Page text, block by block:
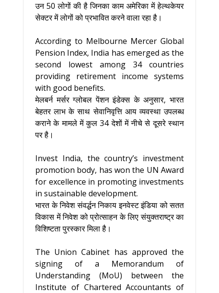
उन 50 लोगों की है जिनका काम अमेरिका में हेल्थकेयर
सेक्टर में लोगों को प्रभावित करने वाला रहा है।
According to Melbourne Mercer Global
Pension Index, India has emerged as the
second lowest among 34 countries
providing retirement income systems
with good benefits.
मेलबर्न मर्सर ग्लोबल पेंशन इंडेक्स के अनुसार, भारत
बेहतर लाभ के साथ सेवानिवृत्ति आय व्यवस्था उपलब्ध
कराने के मामले में कुल 34 देशों में नीचे से दूसरे स्थान
पर है।
Invest India, the country’s investment
promotion body, has won the UN Award
for excellence in promoting investments
in sustainable development.
भारत के निवेश संवर्द्धन निकाय इनवेस्ट इंडिया को सतत
विकास में निवेश को प्रोत्साहन के लिए संयुक्तराष्ट्र का
विशिष्टता पुरस्कार मिला है।
The Union Cabinet has approved the
signing of a Memorandum of
Understanding (MoU) between the
Institute of Chartered Accountants of